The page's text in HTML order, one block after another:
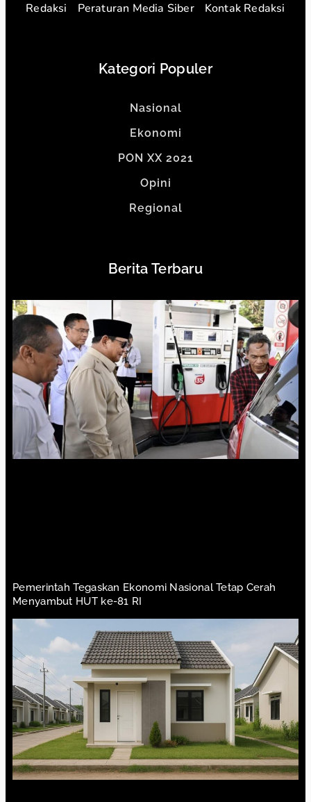
Redaksi Peraturan Media Siber Kontak Redaksi
Kategori Populer
Nasional
Ekonomi
PON XX 2021
Opini
Regional
Berita Terbaru
Pemerintah Tegaskan Ekonomi Nasional Tetap Cerah
Menyambut HUT ke-81 RI